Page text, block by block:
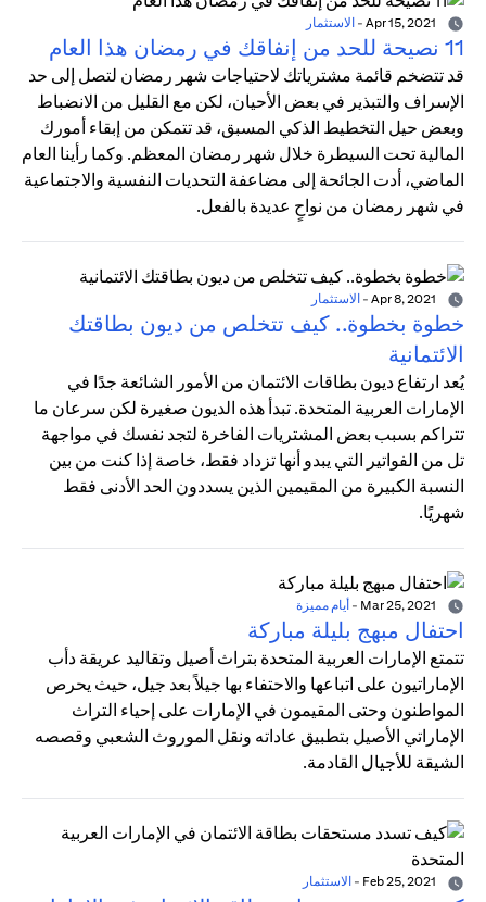
- الاستثمار
11 نصيحة للحد من إنفاقك في رمضان هذا العام
قد تتضخم قائمة مشترياتك لاحتياجات شهر رمضان لتصل إلى حد
الإسراف والتبذير في بعض الأحيان، لكن مع القليل من الانضباط
وبعض حيل التخطيط الذكي المسبق، قد تتمكن من إبقاء أمورك
المالية تحت السيطرة خلال شهر رمضان المعظم. وكما رأينا العام
الماضي، أدت الجائحة إلى مضاعفة التحديات النفسية والاجتماعية
في شهر رمضان من نواحٍ عديدة بالفعل.
- الاستثمار
خطوة بخطوة.. كيف تتخلص من ديون بطاقتك
الائتمانية
يُعد ارتفاع ديون بطاقات الائتمان من الأمور الشائعة جدًا في
الإمارات العربية المتحدة. تبدأ هذه الديون صغيرة لكن سرعان ما
تتراكم بسبب بعض المشتريات الفاخرة لتجد نفسك في مواجهة
تل من الفواتير التي يبدو أنها تزداد فقط، خاصة إذا كنت من بين
النسبة الكبيرة من المقيمين الذين يسددون الحد الأدنى فقط
شهريًا.
- أيام مميزة
احتفال مبهج بليلة مباركة
تتمتع الإمارات العربية المتحدة بتراث أصيل وتقاليد عريقة دأب
الإماراتيون على اتباعها والاحتفاء بها جيلاً بعد جيل، حيث يحرص
المواطنون وحتى المقيمون في الإمارات على إحياء التراث
الإماراتي الأصيل بتطبيق عاداته ونقل الموروث الشعبي وقصصه
الشيقة للأجيال القادمة.
- الاستثمار